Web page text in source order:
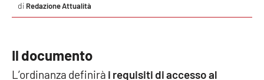
RUBRICHE
Parchi Marini Calabria
Redazione Attualità
Il documento
L’ordinanza definirà i requisiti di accesso al